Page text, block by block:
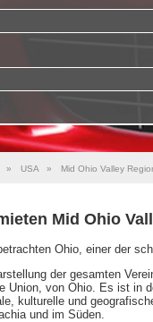
» USA » Mid Ohio Valley
Mid Ohio
Ohio, einer der
der gesamten
Union, von Ohio. Es ist in
kulturelle und
und im Süden.